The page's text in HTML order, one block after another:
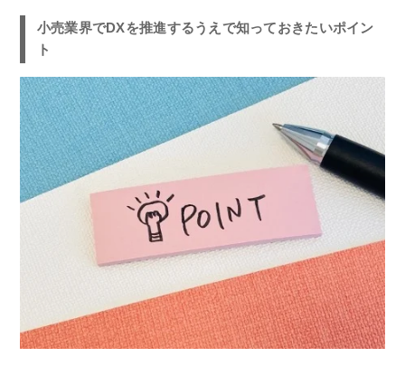
小売業界でDXを推進するうえで知っておきたいポイン
ト